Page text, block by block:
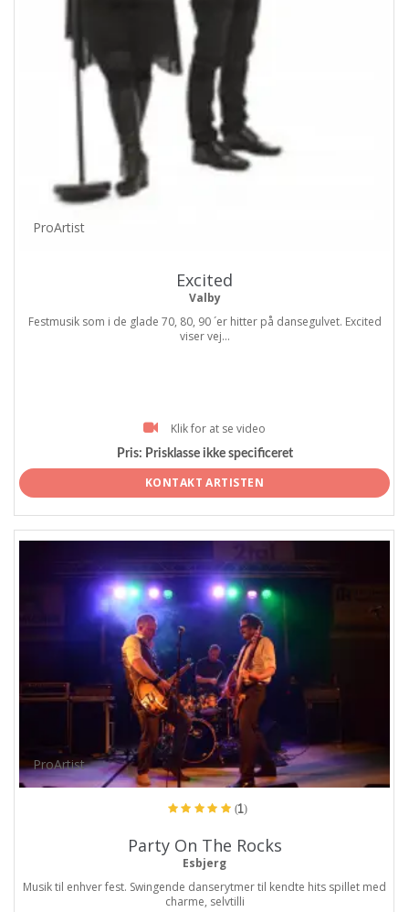
ProArtist
Excited
Valby
Festmusik som i de glade 70, 80, 90 ´er hitter på dansegulvet. Excited
viser vej...
Klik for at se video
Pris: Prisklasse ikke specificeret
KONTAKT ARTISTEN
ProArtist
(1)
Party On The Rocks
Esbjerg
Musik til enhver fest. Swingende danserytmer til kendte hits spillet med
charme, selvtilli